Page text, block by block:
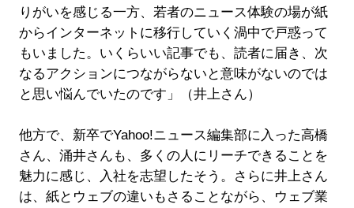
りがいを感じる一方、若者のニュース体験の場が紙
からインターネットに移行していく渦中で戸惑って
もいました。いくらいい記事でも、読者に届き、次
なるアクションにつながらないと意味がないのでは
と思い悩んでいたのです」（井上さん）
他方で、新卒でYahoo!ニュース編集部に入った高橋
さん、涌井さんも、多くの人にリーチできることを
魅力に感じ、入社を志望したそう。さらに井上さん
は、紙とウェブの違いもさることながら、ウェブ業